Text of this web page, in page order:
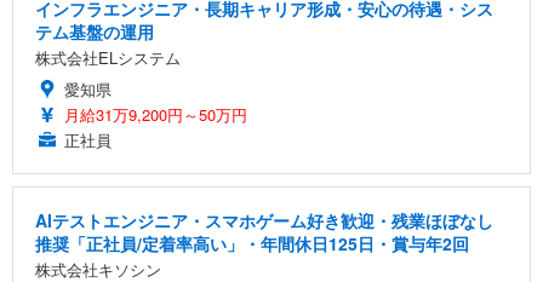
インフラエンジニア・長期キャリア形成・安心の待遇・シス
テム基盤の運用
株式会社ELシステム
愛知県
月給31万9,200円～50万円
正社員
AIテストエンジニア・スマホゲーム好き歓迎・残業ほぼなし
推奨「正社員/定着率高い」・年間休日125日・賞与年2回
株式会社キソシン